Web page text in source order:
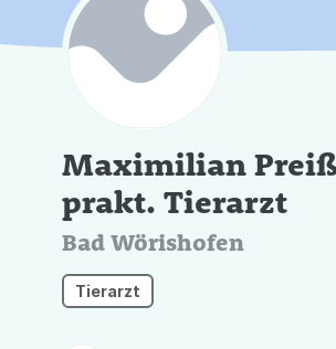
Maximilian
prakt. Tierarzt
Bad Wörishofen
Tierarzt